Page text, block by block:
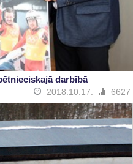
darbībā
2018.10.17. 6627